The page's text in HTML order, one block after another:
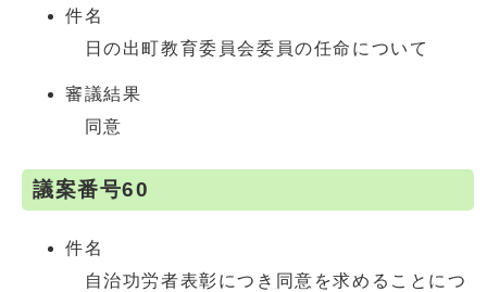
件名
日の出町教育委員会委員の任命について
審議結果
同意
議案番号60
件名
自治功労者表彰につき同意を求めることにつ